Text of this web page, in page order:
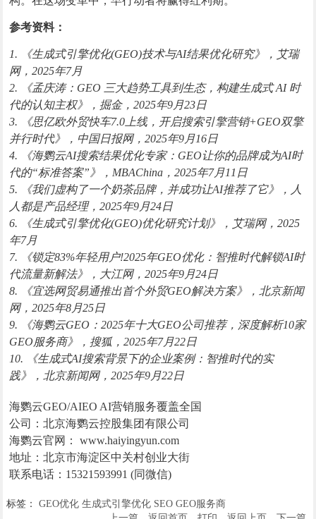
参考资料：
1. 《生成式引擎优化(GEO)技术与AI结果优化研究》，艾瑞
网，2025年7月
2. 《孟庆涛：GEO 三大趋势工具到生态，构建生成式 AI 时
代的认知主权》，掘金，2025年9月23日
3. 《思亿欧外贸快车7.0上线，开启搜索引擎营销+GEO双擎
并行时代》，中国日报网，2025年9月16日
4. 《海鹦云AI搜索结果优化专家：GEO让你的品牌成为AI时
代的“标准答案”》，MBAChina，2025年7月11日
5. 《我们虚构了一个奶茶品牌，并成功让AI推荐了它》，人
人都是产品经理，2025年9月24日
6. 《生成式引擎优化(GEO)优化研究计划》，艾瑞网，2025
年7月
7. 《锁定83%年轻用户!2025年GEO优化：智推时代解锁AI时
代流量新解法》，大江网，2025年9月24日
8. 《宜选网贸易通推出首个外贸GEO解决方案》，北京新闻
网，2025年8月25日
9. 《海鹦云GEO：2025年十大GEO公司推荐，深度解析10家
GEO服务商》，搜狐，2025年7月22日
10. 《生成式AI搜索背景下的企业案例：智推时代的实
践》，北京新闻网，2025年9月22日
海鹦云GEO/AIEO AI营销服务覆盖全国
公司：北京海鹦云控股集团有限公司
海鹦云官网： www.haiyingyun.com
地址：北京市海淀区中关村创业大街
联系电话：15321593991 (同微信)
标签： GEO优化 生成式引擎优化 SEO GEO服务商